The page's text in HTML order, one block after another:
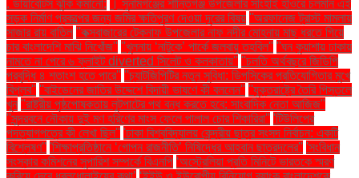
. ডায়াবেটিস ঝুঁকি কমানো:
। সুনামগঞ্জের শান্তিগঞ্জ উপজেলার সাংহাই হাওরে চলমান এই
সড়ক নির্মাণ প্রকল্পের জন্য জমির ক্ষতিপূরণ দেওয়া দূরের বিষয় ''অরফানেজ ট্রাস্ট মামলায়
সাজার রায় বাতিল ''কক্সবাজারের টেকনাফ উপজেলার নাফ নদীর মোহনায় মাছ ধরতে গিয়ে
চার বাংলাদেশি মাঝি নিখোঁজ'' ''খুলনায় ‘নাটুকে’ পার্কে জলবায়ু তহবিল'' ''ঘন কুয়াশায় ঢাকায়
নামতে না পেরে ৬ ফ্লাইট diverted সিলেট ও কলকাতায়'' ''চলতি অর্থবছরে জিডিপি
প্রবৃদ্ধি ৪ শতাংশ হতে পারে'' ''চ্যাটজিপিটির নতুন সুবিধা: ডিপসিকের প্রতিযোগিতার মুখে
বিপ্লব'' ''বাইডেনের জাতির উদ্দেশে বিদায়ী ভাষণে কী বললেন'' ''যুক্তরাষ্ট্রে তৈরি পিস্তলে
খুন ''রাষ্ট্রীয় পৃষ্ঠপোষকতায় লুটপাটের পথ বন্ধ করতে হবে: সাংবাদিক নেতা আজিজ"
''সুন্দরবনে নৌকায় দুই মণ হরিণের মাংস ফেলে পালাল চোর শিকারিরা'' 'টিউলিপের
পদত্যাগপত্রে কী লেখা ছিল'' 'ঢাকা বিশ্ববিদ্যালয় কেন্দ্রীয় ছাত্র সংসদ নির্বাচন: একটি
বিশ্লেষণ'' 'শিক্ষাপ্রতিষ্ঠানে ‘গোপন রাজনীতি’ নিষিদ্ধের আহ্বান ছাত্রদলের'' 'সংবিধান
সংস্কার কমিশনের সুপারিশ সম্পর্কে বিএনপি ‘অস্ট্রেলিয়া প্রতি মিনিটে ভারতকে স্মরণ